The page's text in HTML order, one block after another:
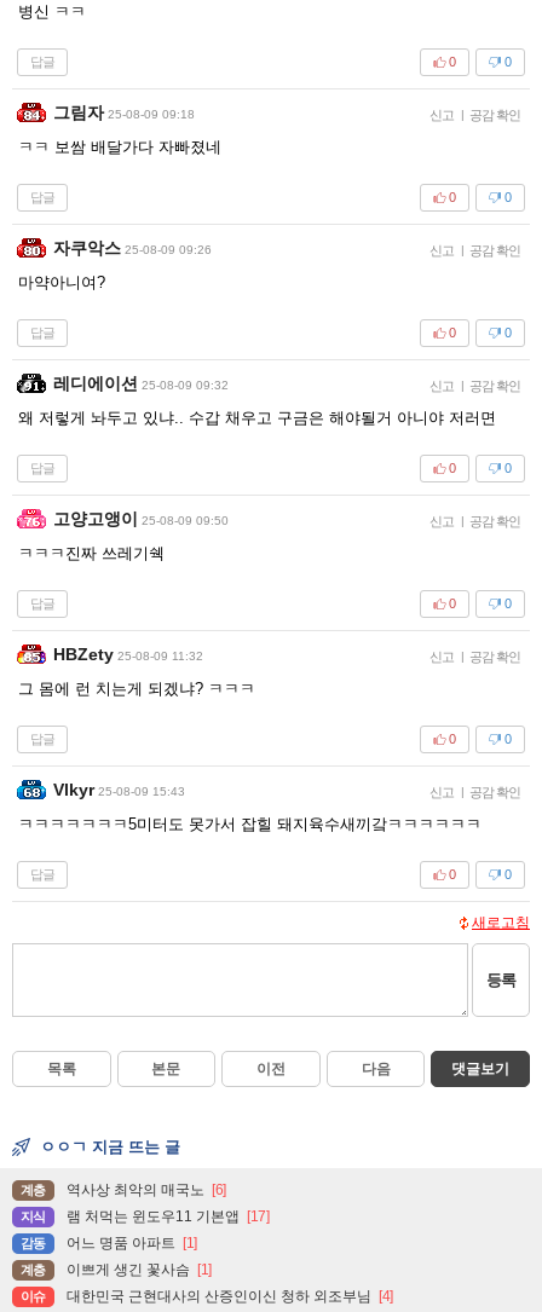
병신 ㅋㅋ
답글 0
0
그림자 25-08-09 09:18 신고 | 공감 확인
ㅋㅋ 보쌈 배달가다 자빠졌네
답글 0
0
자쿠악스 25-08-09 09:26 신고 | 공감 확인
마약아니여?
답글 0
0
레디에이션 25-08-09 09:32 신고 | 공감 확인
왜 저렇게 놔두고 있냐.. 수갑 채우고 구금은 해야될거 아니야 저러면
답글 0
0
고양고앵이 25-08-09 09:50 신고 | 공감 확인
ㅋㅋㅋ진짜 쓰레기쉑
답글 0
0
HBZety 25-08-09 11:32 신고 | 공감 확인
그 몸에 런 치는게 되겠냐? ㅋㅋㅋ
답글 0
0
Vlkyr 25-08-09 15:43 신고 | 공감 확인
ㅋㅋㅋㅋㅋㅋㅋ5미터도 못가서 잡힐 돼지육수새끼갘ㅋㅋㅋㅋㅋㅋ
답글 0
0
새로고침
등록
목록 본문 이전 다음 댓글보기
ㅇㅇㄱ 지금 뜨는 글
계층 역사상 최악의 매국노 [6]
지식 램 처먹는 윈도우11 기본앱 [17]
감동 어느 명품 아파트 [1]
계층 이쁘게 생긴 꽃사슴 [1]
이슈 대한민국 근현대사의 산증인이신 청하 외조부님 [4]